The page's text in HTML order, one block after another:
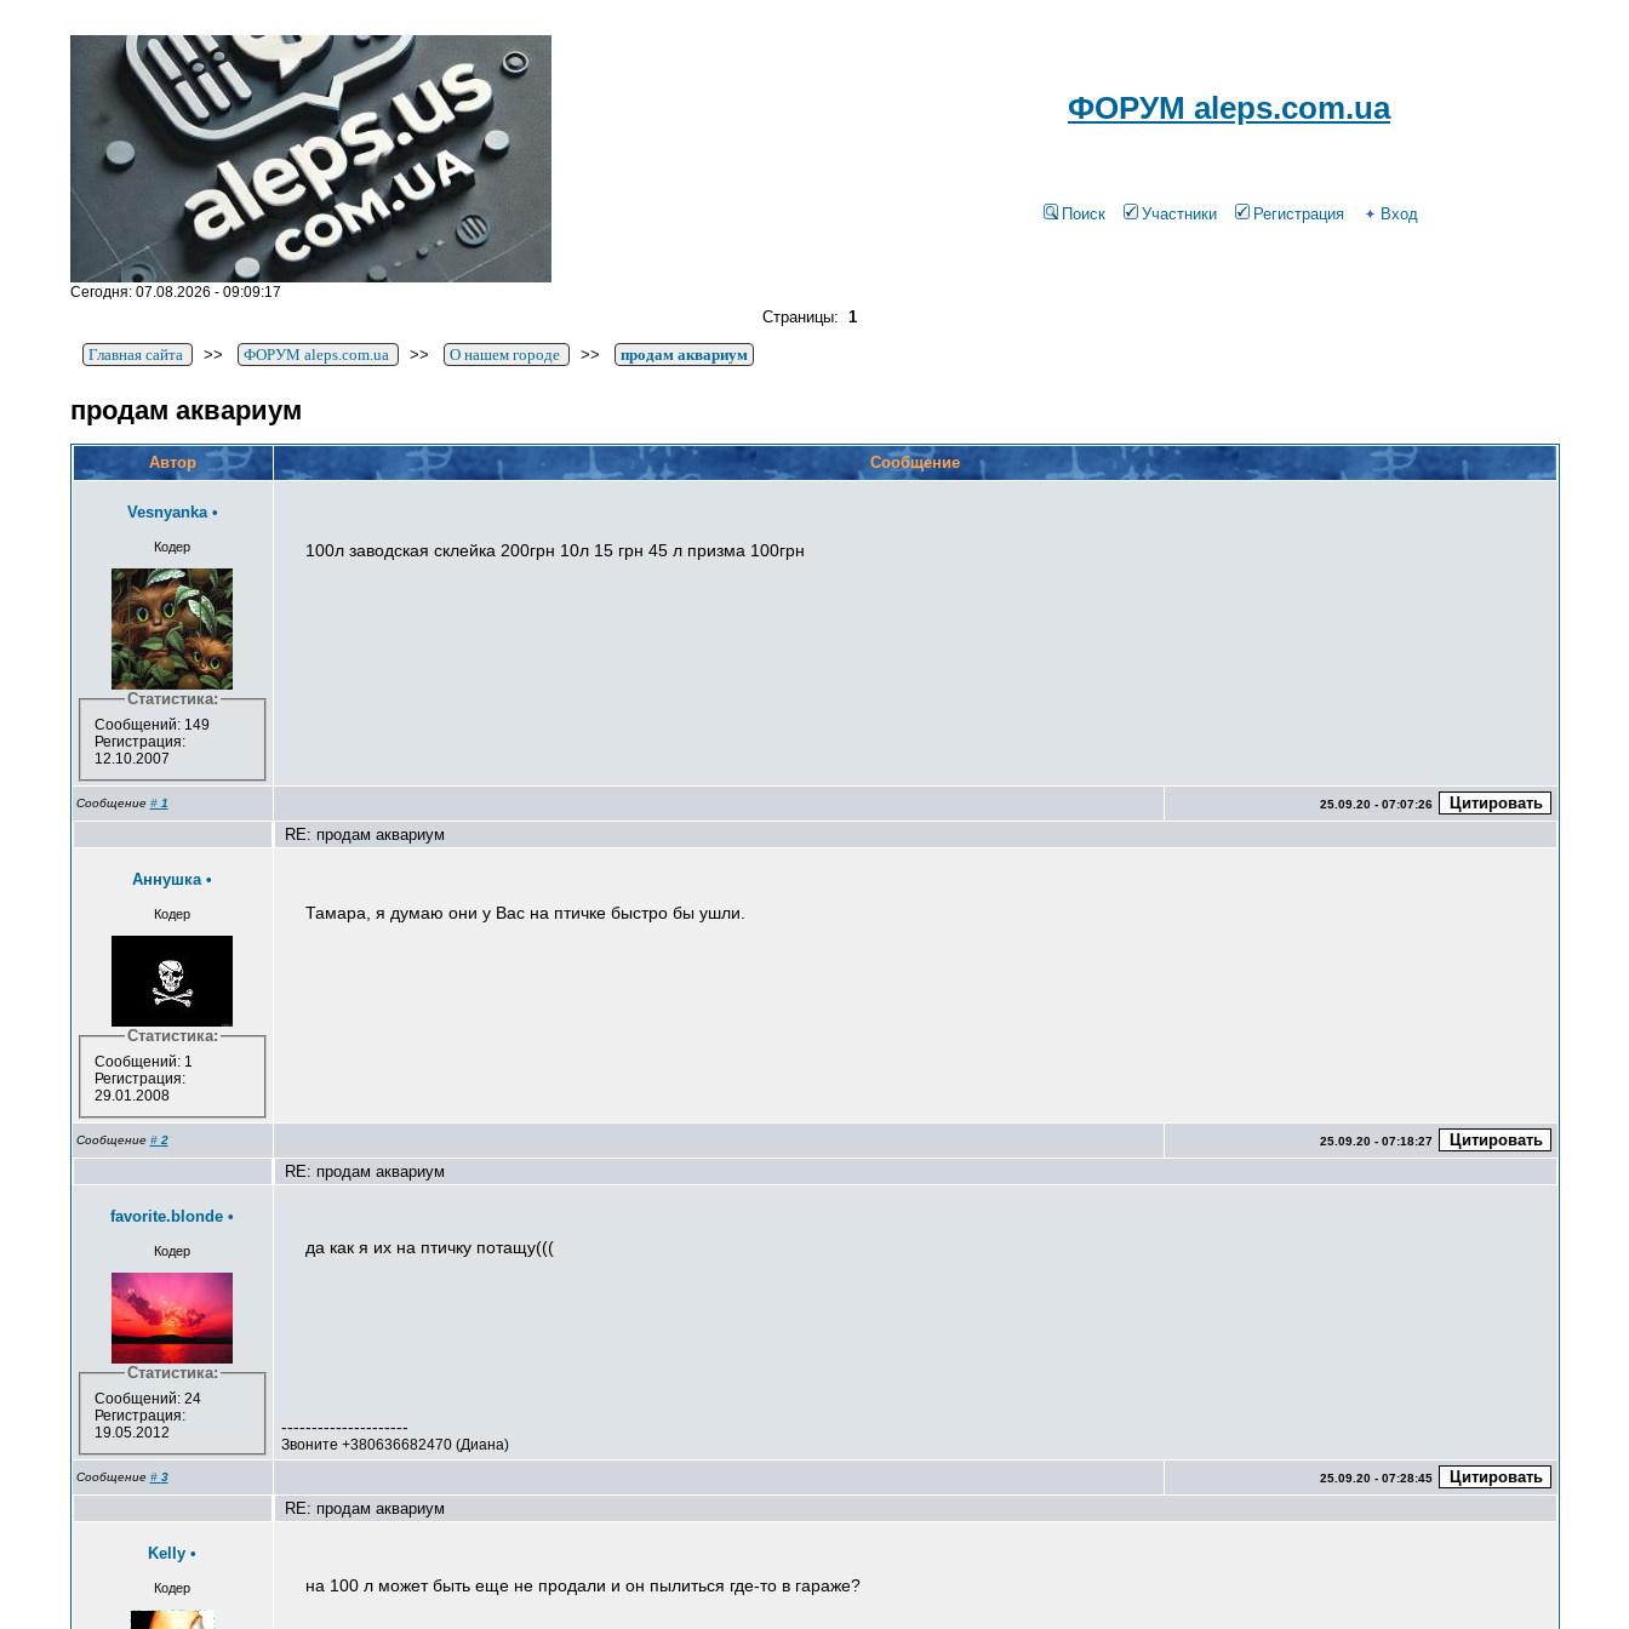
ФОРУМ aleps.com.ua
Поиск Участники Регистрация Вход
Сегодня: 07.08.2026 - 09:09:17
Страницы: 1
Главная сайта >> ФОРУМ aleps.com.ua >> О нашем городе >> продам аквариум
продам аквариум
Автор Сообщение
Vesnyanka •
Кодер
Статистика:
Сообщений: 149
Регистрация:
12.10.2007
100л заводская склейка 200грн 10л 15 грн 45 л призма 100грн
Сообщение # 1 25.09.20 - 07:07:26
RE: продам аквариум
Аннушка •
Кодер
Статистика:
Сообщений: 1
Регистрация:
29.01.2008
Тамара, я думаю они у Вас на птичке быстро бы ушли.
Сообщение # 2 25.09.20 - 07:18:27
RE: продам аквариум
favorite.blonde •
Кодер
Статистика:
Сообщений: 24
Регистрация:
19.05.2012
да как я их на птичку потащу(((
---------------------
Звоните +380636682470 (Диана)
Сообщение # 3 25.09.20 - 07:28:45
RE: продам аквариум
Kelly •
Кодер на 100 л может быть еще не продали и он пылиться где-то в гараже?